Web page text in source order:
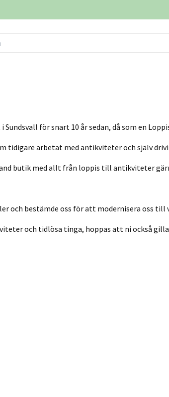
för snart 10 år sedan, då som en
tidigare arbetat med antikviteter och själv
butik med allt från loppis till antikviteter
och bestämde oss för att modernisera oss
och tidlösa tinga, hoppas att ni också